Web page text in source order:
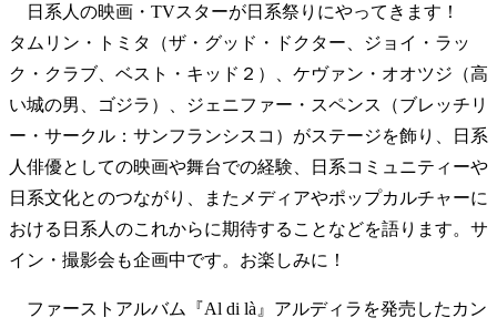
日系人の映画・TVスターが日系祭りにやってきます！
タムリン・トミタ（ザ・グッド・ドクター、ジョイ・ラッ
ク・クラブ、ベスト・キッド２）、ケヴァン・オオツジ（高
い城の男、ゴジラ）、ジェニファー・スペンス（ブレッチリ
ー・サークル：サンフランシスコ）がステージを飾り、日系
人俳優としての映画や舞台での経験、日系コミュニティーや
日系文化とのつながり、またメディアやポップカルチャーに
おける日系人のこれからに期待することなどを語ります。サ
イン・撮影会も企画中です。お楽しみに！
ファーストアルバム『Al di là』アルディラを発売したカン